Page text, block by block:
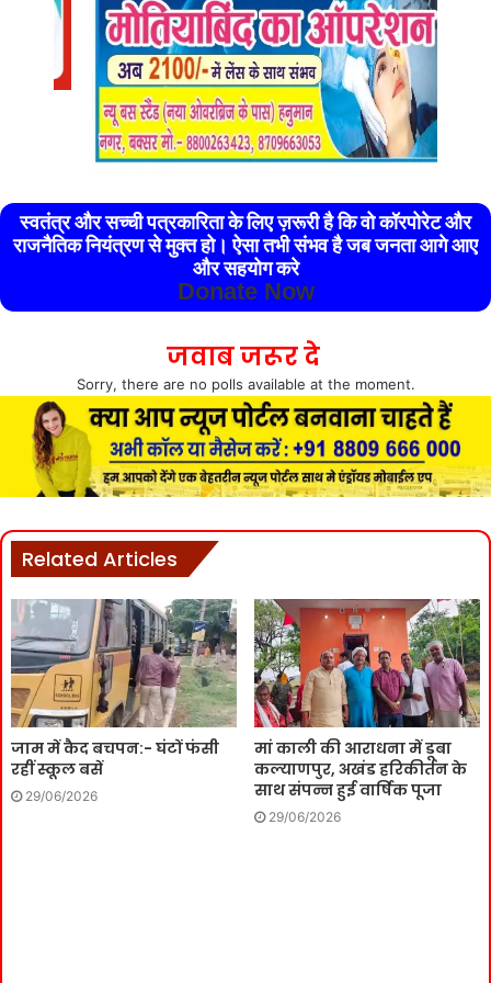
स्वतंत्र और सच्ची पत्रकारिता के लिए ज़रूरी है कि वो कॉरपोरेट और
राजनैतिक नियंत्रण से मुक्त हो। ऐसा तभी संभव है जब जनता आगे आए
और सहयोग करे
Donate Now
जवाब जरूर दे
Sorry, there are no polls available at the moment.
Related Articles
जाम में कैद बचपन:- घंटों फंसी
रहीं स्कूल बसें
29/06/2026
मां काली की आराधना में डूबा
कल्याणपुर, अखंड हरिकीर्तन के
साथ संपन्न हुई वार्षिक पूजा
29/06/2026